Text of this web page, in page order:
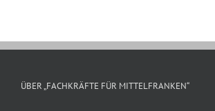
ÜBER „FACHKRÄFTE FÜR MITTELFRANKEN“